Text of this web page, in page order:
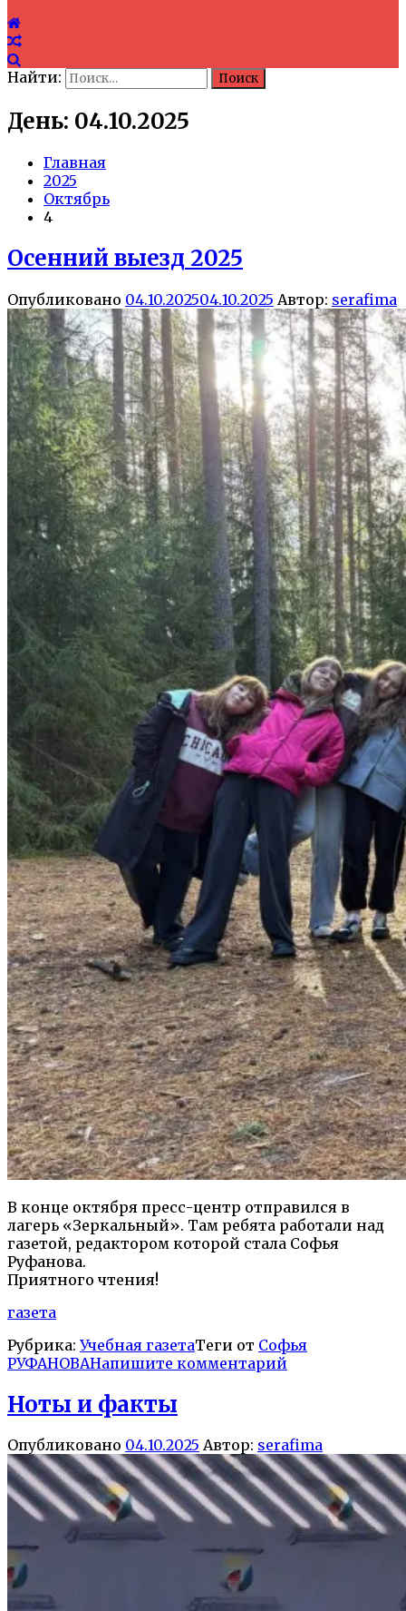
Найти:
День: 04.10.2025
Главная
2025
Октябрь
4
Осенний выезд 2025
Опубликовано 04.10.202504.10.2025 Автор: serafima
В конце октября пресс-центр отправился в
лагерь «Зеркальный». Там ребята работали над
газетой, редактором которой стала Софья
Руфанова.
Приятного чтения!
газета
Рубрика: Учебная газетаТеги от Софья
РУФАНОВАНапишите комментарий
Ноты и факты
Опубликовано 04.10.2025 Автор: serafima